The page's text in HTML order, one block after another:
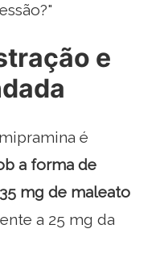
e
é
a forma de
mg de maleato
a 25 mg da